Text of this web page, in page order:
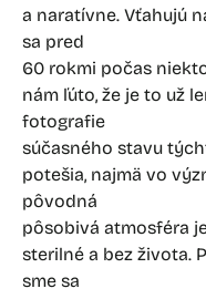
a naratívne. Vťahujú
sa pred
60 rokmi počas
nám ľúto, že je to už
fotografie
súčasného stavu
potešia, najmä vo
pôvodná
pôsobivá atmosféra
sterilné a bez života.
sme sa